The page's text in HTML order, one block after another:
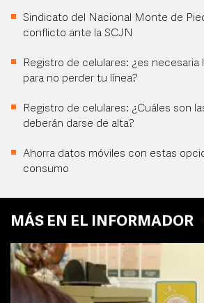
Sindicato del Nacional Monte de
conflicto ante la SCJN
Registro de celulares: ¿es necesaria
para no perder tu línea?
Registro de celulares: ¿Cuáles son
deberán darse de alta?
Ahorra datos móviles con estas
consumo
MÁS EN EL INFORMADOR